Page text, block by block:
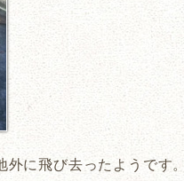
に飛び去ったようです。